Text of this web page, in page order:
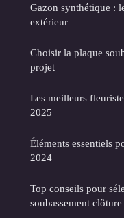
Gazon synthétique :
extérieur
Choisir la plaque
projet
Les meilleurs
2025
Éléments essentiels
2024
Top conseils pour
soubassement clôture